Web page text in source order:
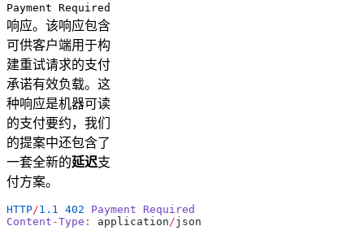
Payment Required
响应。该响应包含
可供客户端用于构
建重试请求的支付
承诺有效负载。这
种响应是机器可读
的支付要约，我们
的提案中还包含了
一套全新的延迟支
付方案。
HTTP/1.1 402 Payment Required
Content -Type : application/json